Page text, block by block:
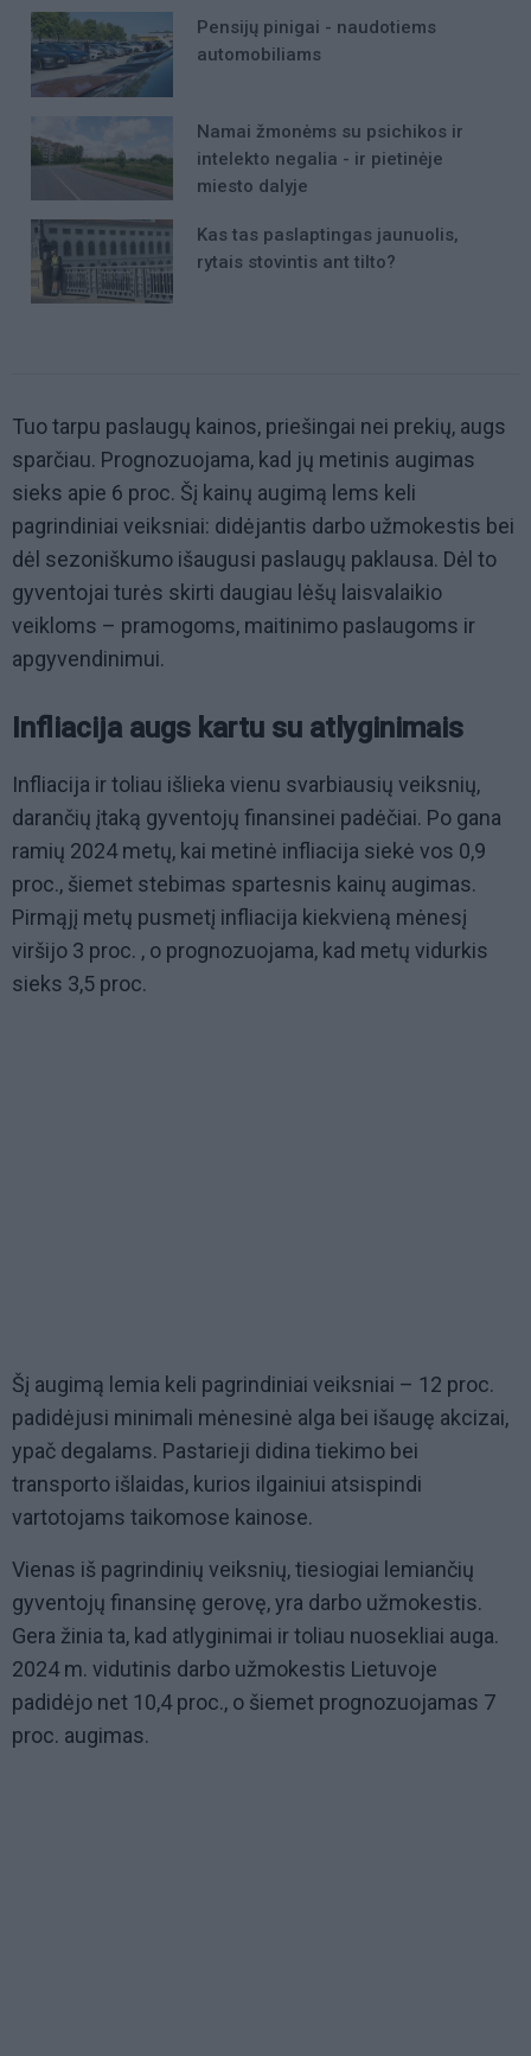
Pensijų pinigai - naudotiems
automobiliams
Namai žmonėms su psichikos ir
intelekto negalia - ir pietinėje
miesto dalyje
Kas tas paslaptingas jaunuolis,
rytais stovintis ant tilto?
Tuo tarpu paslaugų kainos, priešingai nei prekių, augs
sparčiau. Prognozuojama, kad jų metinis augimas
sieks apie 6 proc. Šį kainų augimą lems keli
pagrindiniai veiksniai: didėjantis darbo užmokestis bei
dėl sezoniškumo išaugusi paslaugų paklausa. Dėl to
gyventojai turės skirti daugiau lėšų laisvalaikio
veikloms – pramogoms, maitinimo paslaugoms ir
apgyvendinimui.
Infliacija augs kartu su atlyginimais
Infliacija ir toliau išlieka vienu svarbiausių veiksnių,
darančių įtaką gyventojų finansinei padėčiai. Po gana
ramių 2024 metų, kai metinė infliacija siekė vos 0,9
proc., šiemet stebimas spartesnis kainų augimas.
Pirmąjį metų pusmetį infliacija kiekvieną mėnesį
viršijo 3 proc. , o prognozuojama, kad metų vidurkis
sieks 3,5 proc.
Šį augimą lemia keli pagrindiniai veiksniai – 12 proc.
padidėjusi minimali mėnesinė alga bei išaugę akcizai,
ypač degalams. Pastarieji didina tiekimo bei
transporto išlaidas, kurios ilgainiui atsispindi
vartotojams taikomose kainose.
Vienas iš pagrindinių veiksnių, tiesiogiai lemiančių
gyventojų finansinę gerovę, yra darbo užmokestis.
Gera žinia ta, kad atlyginimai ir toliau nuosekliai auga.
2024 m. vidutinis darbo užmokestis Lietuvoje
padidėjo net 10,4 proc., o šiemet prognozuojamas 7
proc. augimas.